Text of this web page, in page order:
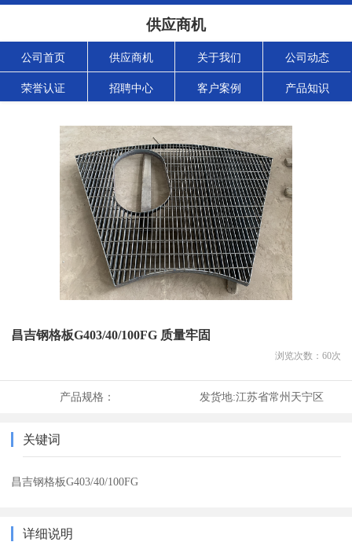
供应商机
公司首页 供应商机 关于我们 公司动态
荣誉认证 招聘中心 客户案例 产品知识
昌吉钢格板G403/40/100FG 质量牢固
浏览次数： 60次
产品规格： 发货地:江苏省常州天宁区
关键词
昌吉钢格板G403/40/100FG
详细说明